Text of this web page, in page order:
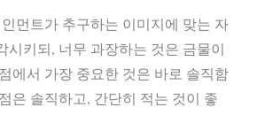
먼트가 추구하는 이미지에 맞는 자
시키되, 너무 과장하는 것은 금물이
에서 가장 중요한 것은 바로 솔직함
은 솔직하고, 간단히 적는 것이 좋